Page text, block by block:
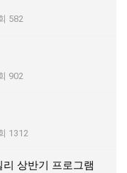
582
902
1312
상반기 프로그램